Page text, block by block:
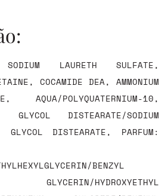
LAURETH SULFATE,
COCAMIDE DEA, AMMONIUM
AQUA/POLYQUATERNIUM-10,
7, GLYCOL DISTEARATE/SODIUM
GLYCOL DISTEARATE, PARFUM:
BENZYL
HYDROXYETHYL